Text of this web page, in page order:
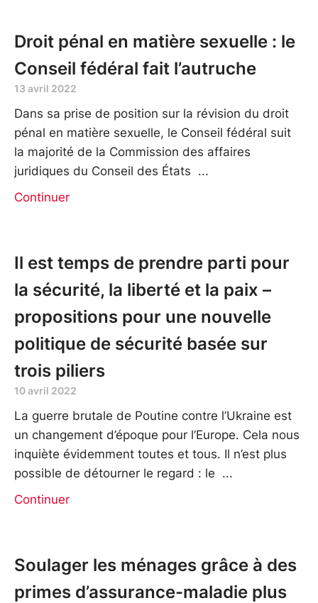
Droit pénal en matière sexuelle : le
Conseil fédéral fait l’autruche
13 avril 2022
Dans sa prise de position sur la révision du droit
pénal en matière sexuelle, le Conseil fédéral suit
la majorité de la Commission des affaires
juridiques du Conseil des États
Continuer
Il est temps de prendre parti pour
la sécurité, la liberté et la paix –
propositions pour une nouvelle
politique de sécurité basée sur
trois piliers
10 avril 2022
La guerre brutale de Poutine contre l’Ukraine est
un changement d’époque pour l’Europe. Cela nous
inquiète évidemment toutes et tous. Il n’est plus
possible de détourner le regard : le
Continuer
Soulager les ménages grâce à des
primes d’assurance-maladie plus